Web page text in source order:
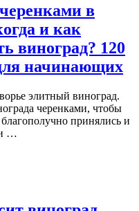
в
и как
виноград? 120
начинающих
элитный виноград.
черенками, чтобы
принялись и
…